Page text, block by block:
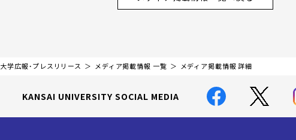
大学広報・プレスリリース メディア掲載情報 一覧 メディア掲載情報 詳細
KANSAI UNIVERSITY SOCIAL MEDIA